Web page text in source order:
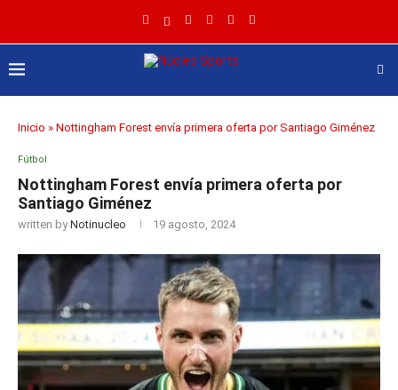
Inicio » Nottingham Forest envía primera oferta por Santiago Giménez
Fútbol
Nottingham Forest envía primera oferta por
Santiago Giménez
written byNotinucleo 19 agosto, 2024